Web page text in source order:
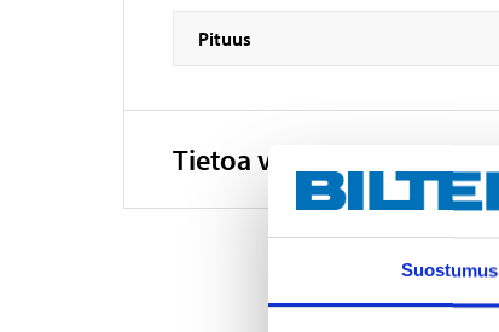
Suostumus
Pituus
Tietoa valmistajasta